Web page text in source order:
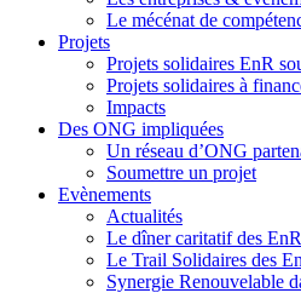
Le mécénat de
Projets
Projets solidaires EnR
Projets solidaires à
Impacts
Des ONG impliquées
Un réseau d’ONG
Soumettre un projet
Evènements
Actualités
Le dîner caritatif des EnR
Le Trail Solidaires des
Synergie Renouvelable